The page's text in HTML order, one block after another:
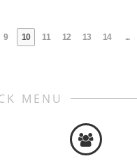
9 10 11 12 13 14 ...
MENU